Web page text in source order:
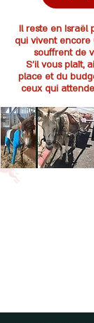
Il reste en Israël
qui vivent encore
souffrent de
S’il vous plaît,
place et du
ceux qui